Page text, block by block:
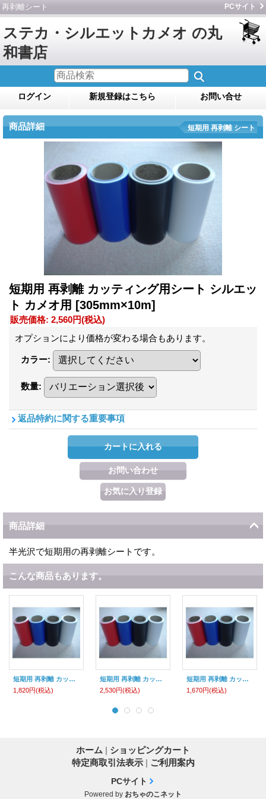
再剥離シート PCサイト
ステカ・シルエットカメオ の丸
和書店
ログイン 新規登録はこちら お問い合せ
商品詳細 短期用 再剥離 シート
短期用 再剥離 カッティング用シート シルエッ
ト カメオ用 [305mm×10m]
販売価格: 2,560円(税込)
オプションにより価格が変わる場合もあります。
カラー:
数量:
返品特約に関する重要事項
商品詳細
半光沢で短期用の再剥離シートです。
こんな商品もあります。
短期用 再剥離 カッティング用シート シルエット カメオ クラフトロボ用
1,820円(税込)
短期用 再剥離 カッティング用シート ステカSV-12用
2,530円(税込)
短期用 再剥離 カッティング用シート ステカSV-8用
1,670円(税込)
ホーム | ショッピングカート
特定商取引法表示 | ご利用案内
PCサイト
Powered by おちゃのこネット